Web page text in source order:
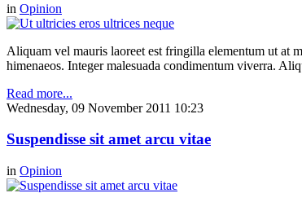
in Opinion
Aliquam vel mauris laoreet est fringilla elementum ut at
himenaeos. Integer malesuada condimentum viverra.
Read more...
Wednesday, 09 November 2011 10:23
Suspendisse sit amet arcu vitae
in Opinion